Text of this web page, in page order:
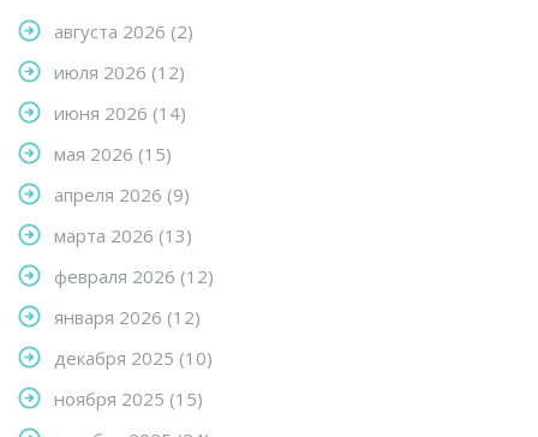
августа 2026 (2)
июля 2026 (12)
июня 2026 (14)
мая 2026 (15)
апреля 2026 (9)
марта 2026 (13)
февраля 2026 (12)
января 2026 (12)
декабря 2025 (10)
ноября 2025 (15)